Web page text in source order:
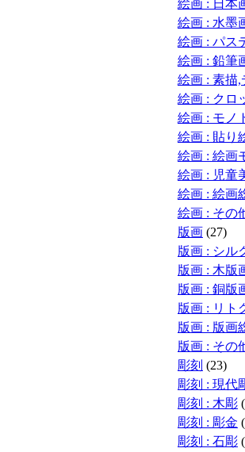
絵画 : 日本
絵画 : 水墨
絵画 : パス
絵画 : 鉛筆
絵画 : 素描,
絵画 : クロ
絵画 : モノ
絵画 : 貼り
絵画 : 絵画
絵画 : 児童
絵画 : 絵画
絵画 : その
版画 (27)
版画 : シル
版画 : 木版
版画 : 銅版
版画 : リト
版画 : 版画
版画 : その
彫刻 (23)
彫刻 : 現代
彫刻 : 木彫
彫刻 : 彫金
彫刻 : 石彫